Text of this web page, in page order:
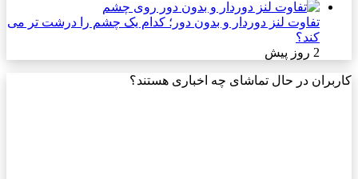
تفاوت لنز دوردار و بدون دور؛ کدام یک چشم را درشت تر می
کند؟
2 روز پیش
کاربران در حال تماشای چه اخباری هستند؟